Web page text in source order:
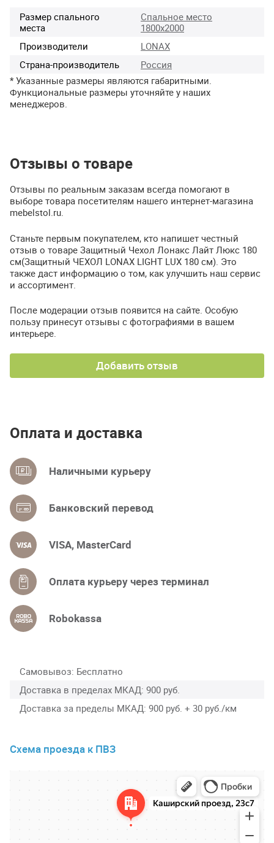
Размер спального
места
Спальное место
1800х2000
Производители
LONAX
Страна-производитель
Россия
* Указанные размеры являются габаритными.
Функциональные размеры уточняйте у наших
менеджеров.
Отзывы о товаре
Отзывы по реальным заказам всегда помогают в
выборе товара посетителям нашего интернет-магазина
mebelstol.ru.
Станьте первым покупателем, кто напишет честный
отзыв о товаре Защитный Чехол Лонакс Лайт Люкс 180
см(Защитный ЧЕХОЛ LONAX LIGHT LUX 180 см). Это
также даст информацию о том, как улучшить наш сервис
и ассортимент.
После модерации отзыв появится на сайте. Особую
пользу принесут отзывы с фотографиями в вашем
интерьере.
Добавить отзыв
Оплата и доставка
Наличными курьеру
Банковский перевод
VISA, MasterCard
Оплата курьеру через терминал
Robokassa
Самовывоз Бесплатно
Доставка в пределах МКАД 900 руб.
Доставка за пределы МКАД 900 руб. + 30 руб./км
Схема проезда к ПВЗ